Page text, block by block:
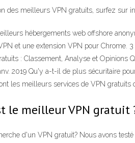
des meilleurs VPN gratuits, surfez sur
hébergements web offshore
et une extension VPN pour
: Classement, Analyse et Opinions
2019 Qu'y a-t-il de plus sécuritaire
les meilleurs services de VPN
le meilleur VPN
d'un VPN gratuit? Nous avons